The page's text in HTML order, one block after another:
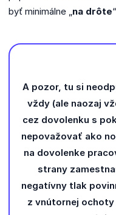
byť minimálne „ na drôte
A pozor, tu si
vždy (ale naozaj
cez dovolenku s
nepovažovať ako
na dovolenke
strany
negatívny tlak
z vnútornej